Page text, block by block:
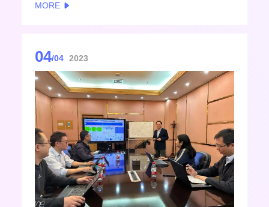
MORE
04/04 2023